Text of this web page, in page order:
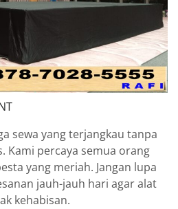
sewa yang terjangkau tanpa
Kami percaya semua orang
yang meriah. Jangan lupa
jauh-jauh hari agar alat
kehabisan.